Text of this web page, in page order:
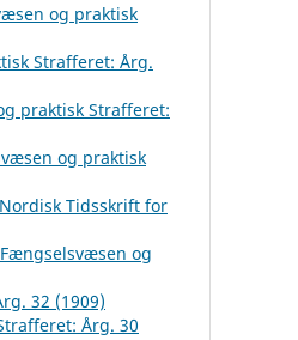
og praktisk
Strafferet: Årg.
praktisk Strafferet:
og praktisk
Nordisk Tidsskrift for
og
32 (1909)
Årg. 30